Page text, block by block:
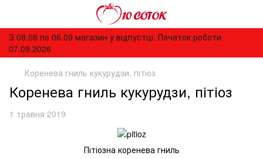
З 08.08 по 06.09 магазин у відпустці. Початок роботи
07.09.2026
Коренева гниль кукурудзи, пітіоз
Коренева гниль кукурудзи, пітіоз
1 травня 2019
Пітіозна коренева гниль